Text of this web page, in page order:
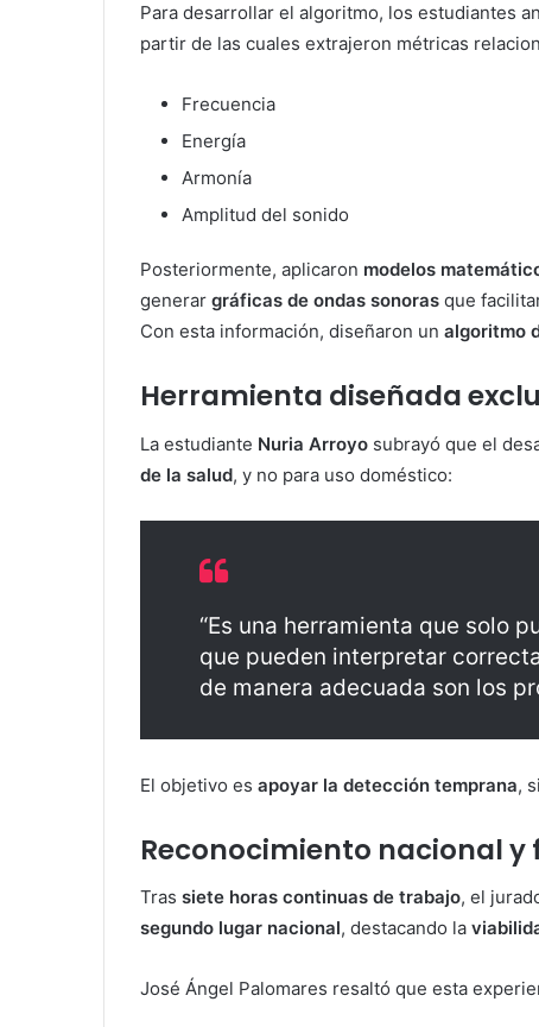
Para desarrollar el algoritmo, los estudiantes
partir de las cuales extrajeron métricas
Frecuencia
Energía
Armonía
Amplitud del sonido
Posteriormente, aplicaron modelos
generar gráficas de ondas sonoras que
Con esta información, diseñaron un algoritmo
Herramienta diseñada
La estudiante Nuria Arroyo subrayó que el
de la salud, y no para uso doméstico:
“Es una herramienta que solo
que pueden interpretar
de manera adecuada son los
El objetivo es apoyar la detección temprana,
Reconocimiento nacional
Tras siete horas continuas de trabajo, el
segundo lugar nacional, destacando la
José Ángel Palomares resaltó que esta